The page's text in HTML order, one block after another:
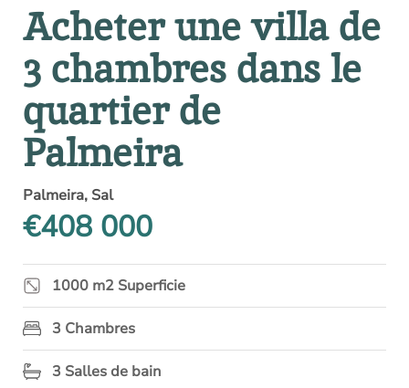
Acheter une villa de
3 chambres dans le
quartier de
Palmeira
Palmeira, Sal
€408 000
1000 m2 Superficie
3 Chambres
3 Salles de bain